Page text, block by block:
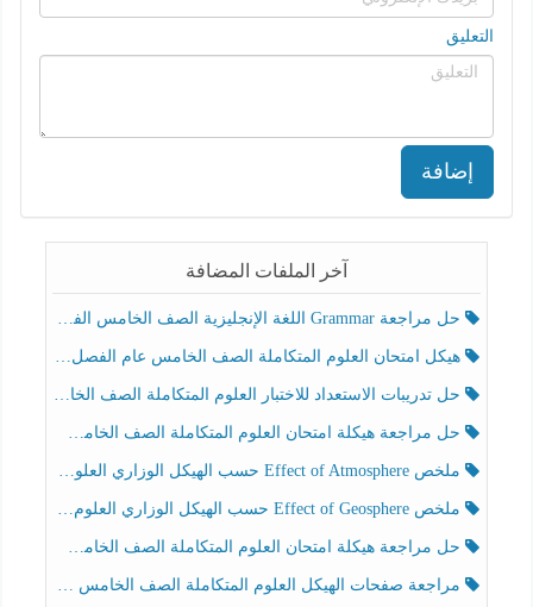
التعليق
إضافة
آخر الملفات المضافة
حل مراجعة Grammar اللغة الإنجليزية الصف الخامس الفصل الثالث
هيكل امتحان العلوم المتكاملة الصف الخامس عام الفصل الدراسي الثالث 2025-2026
حل تدريبات الاستعداد للاختبار العلوم المتكاملة الصف الخامس عام الفصل الثالث
حل مراجعة هيكلة امتحان العلوم المتكاملة الصف الخامس انسبير الفصل الثالث
ملخص Effect of Atmosphere حسب الهيكل الوزاري العلوم المتكاملة الصف الخامس انسبير الفصل الثالث
ملخص Effect of Geosphere حسب الهيكل الوزاري العلوم المتكاملة الصف الخامس انسبير الفصل الثالث
حل مراجعة هيكلة امتحان العلوم المتكاملة الصف الخامس عام الفصل الثالث
مراجعة صفحات الهيكل العلوم المتكاملة الصف الخامس انسبير الفصل الثالث